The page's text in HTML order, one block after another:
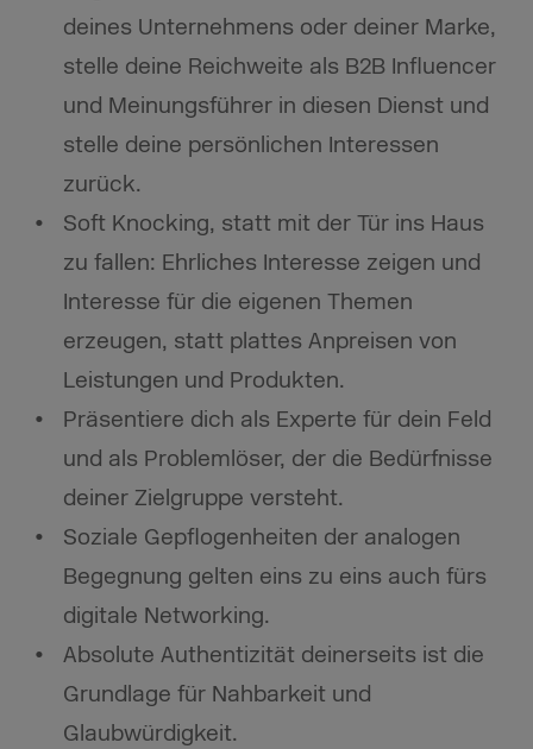
deines Unternehmens oder deiner Marke,
stelle deine Reichweite als B2B Influencer
und Meinungsführer in diesen Dienst und
stelle deine persönlichen Interessen
zurück.
Soft Knocking, statt mit der Tür ins Haus
zu fallen: Ehrliches Interesse zeigen und
Interesse für die eigenen Themen
erzeugen, statt plattes Anpreisen von
Leistungen und Produkten.
Präsentiere dich als Experte für dein Feld
und als Problemlöser, der die Bedürfnisse
deiner Zielgruppe versteht.
Soziale Gepflogenheiten der analogen
Begegnung gelten eins zu eins auch fürs
digitale Networking.
Absolute Authentizität deinerseits ist die
Grundlage für Nahbarkeit und
Glaubwürdigkeit.